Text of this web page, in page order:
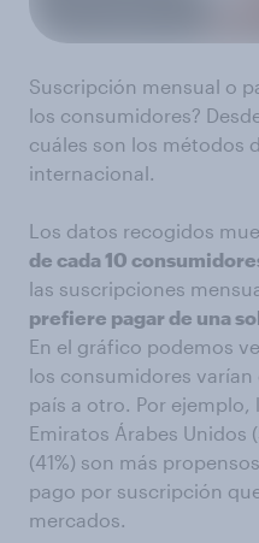
Suscripción mensual o
los consumidores?
cuáles son los métodos
internacional.
Los datos recogidos
de cada 10
las suscripciones
prefiere pagar de una
En el gráfico podemos
los consumidores
país a otro. Por
Emiratos Árabes Unidos
(41%) son más
pago por suscripción
mercados.